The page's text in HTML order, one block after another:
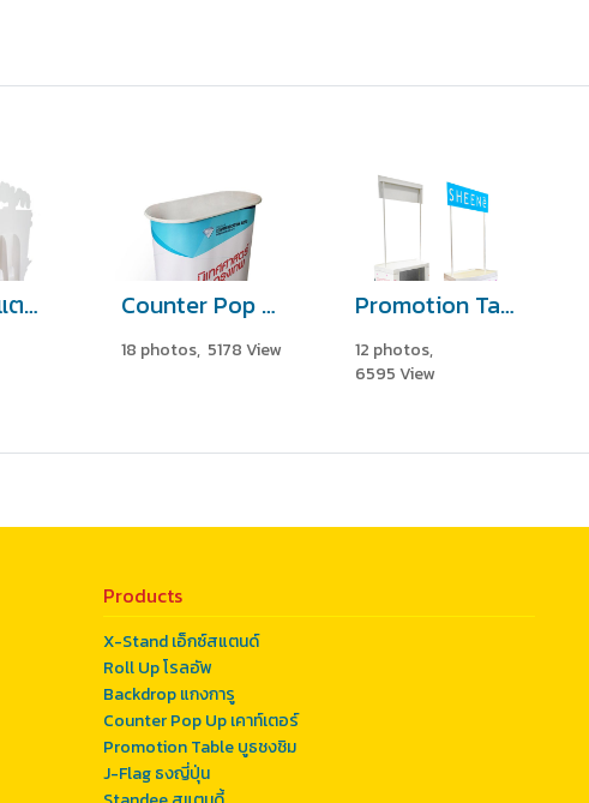
Standee สแตนดี้ Counter Pop Up เคาท์เตอร์
18 photos, 5178 View
Promotion Table บูธชงชิม
12 photos,
6595 View
Products
X-Stand เอ็กซ์สแตนด์
Roll Up โรลอัพ
Backdrop แกงการู
Counter Pop Up เคาท์เตอร์
Promotion Table บูธชงชิม
J-Flag ธงญี่ปุ่น